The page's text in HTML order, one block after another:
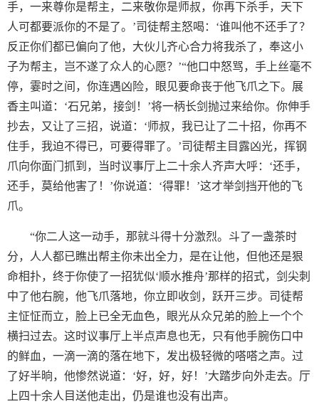
手，一来尊你是帮主，二来敬你是师叔，你再下杀手，天下
人可都要派你的不是了。’司徒帮主怒喝：‘谁叫他不还手了？
反正你们都已偏向了他，大伙儿齐心合力将我杀了，奉这小
子为帮主，岂不遂了众人的心愿？’“他口中怒骂，手上丝毫不
停，霎时之间，你连遇凶险，眼见要命丧于他飞爪之下。展
香主叫道：‘石兄弟，接剑！’将一柄长剑抛过来给你。你伸手
抄去，又让了三招，说道：‘师叔，我已让了二十招，你再不
住手，我迫不得已，可要得罪了。’司徒帮主目露凶光，挥钢
爪向你面门抓到，当时议事厅上二十余人齐声大呼：‘还手，
还手，莫给他害了！’你说道：‘得罪！’这才举剑挡开他的飞
爪。
“你二人这一动手，那就斗得十分激烈。斗了一盏茶时
分，人人都已瞧出帮主你未出全力，是在让他，但他还是狠
命相扑，终于你使了一招犹似‘顺水推舟’那样的招式，剑尖刺
中了他右腕，他飞爪落地，你立即收剑，跃开三步。司徒帮
主怔怔而立，脸上已全无血色，眼光从众兄弟的脸上一个个
横扫过去。这时议事厅上半点声息也无，只有他手腕伤口中
的鲜血，一滴一滴的落在地下，发出极轻微的嗒嗒之声。过
了好半晌，他惨然说道：‘好，好，好！’大踏步向外走去。厅
上四十余人目送他走出，仍是谁也没有出声。